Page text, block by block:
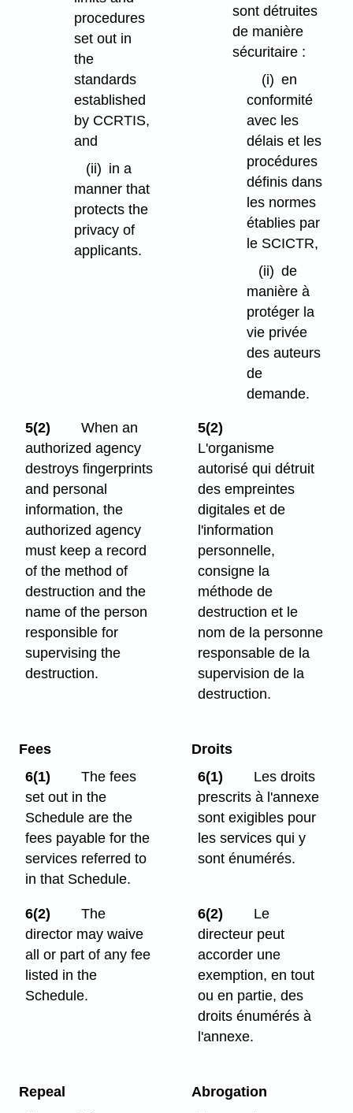
procedures
set out in
the
standards
established
by CCRTIS,
and
(ii) in a
manner that
protects the
privacy of
applicants.
sont détruites
de manière
sécuritaire :
(i) en
conformité
avec les
délais et les
procédures
définis dans
les normes
établies par
le SCICTR,
(ii) de
manière à
protéger la
vie privée
des auteurs
de
demande.
5(2)
When an
authorized agency
destroys fingerprints
and personal
information, the
authorized agency
must keep a record
of the method of
destruction and the
name of the person
responsible for
supervising the
destruction.
5(2)
L'organisme
autorisé qui détruit
des empreintes
digitales et de
l'information
personnelle,
consigne la
méthode de
destruction et le
nom de la personne
responsable de la
supervision de la
destruction.
Fees
6(1)
The fees
set out in the
Schedule are the
fees payable for the
services referred to
in that Schedule.
Droits
6(1)
Les droits
prescrits à l'annexe
sont exigibles pour
les services qui y
sont énumérés.
6(2)
The
director may waive
all or part of any fee
listed in the
Schedule.
6(2)
Le
directeur peut
accorder une
exemption, en tout
ou en partie, des
droits énumérés à
l'annexe.
Repeal
Abrogation